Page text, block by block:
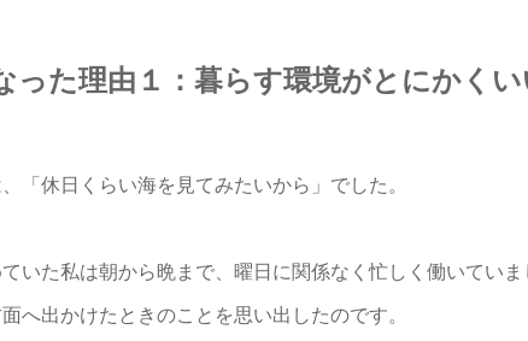
った理由１：暮らす環境がとにかく
「休日くらい海を見てみたいから」でした。
いた私は朝から晩まで、曜日に関係なく忙しく働いてい
へ出かけたときのことを思い出したのです。